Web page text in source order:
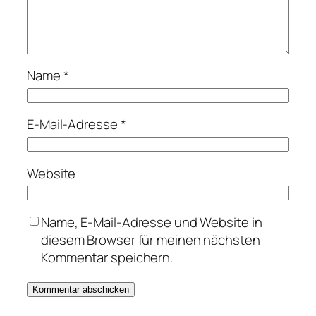
Name*
E-Mail-Adresse*
Website
Name, E-Mail-Adresse und Website in
diesem Browser für meinen nächsten
Kommentar speichern.